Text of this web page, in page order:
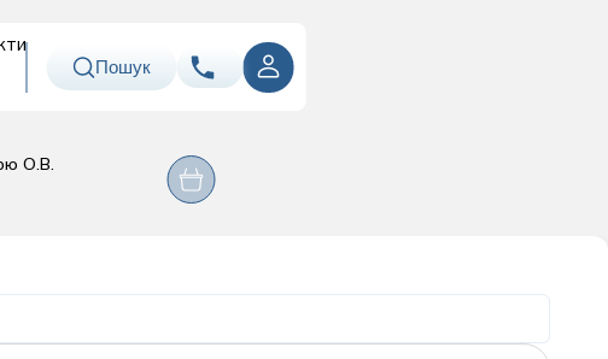
Пошук
Показати номер
Показати номер
Лабораторія
О.В.